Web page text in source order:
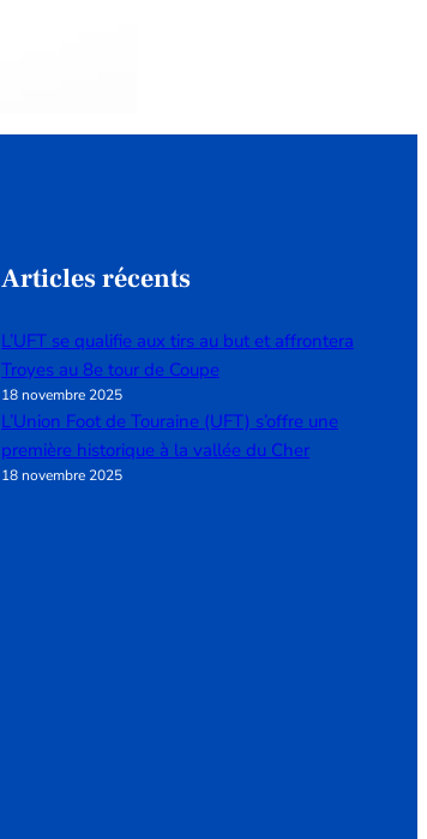
Articles récents
L’UFT se qualifie aux tirs au but et affrontera
Troyes au 8e tour de Coupe
18 novembre 2025
L’Union Foot de Touraine (UFT) s’offre une
première historique à la vallée du Cher
18 novembre 2025